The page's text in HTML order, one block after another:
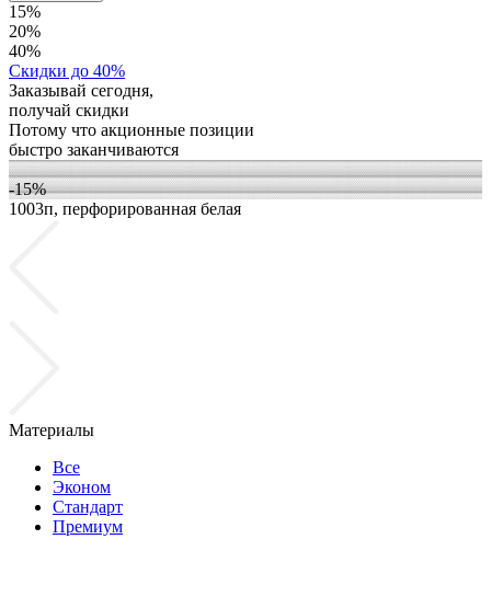
15%
20%
40%
Скидки до 40%
Заказывай сегодня,
получай скидки
Потому что акционные позиции
быстро заканчиваются
-15%
1003п, перфорированная белая
Материалы
Все
Эконом
Стандарт
Премиум